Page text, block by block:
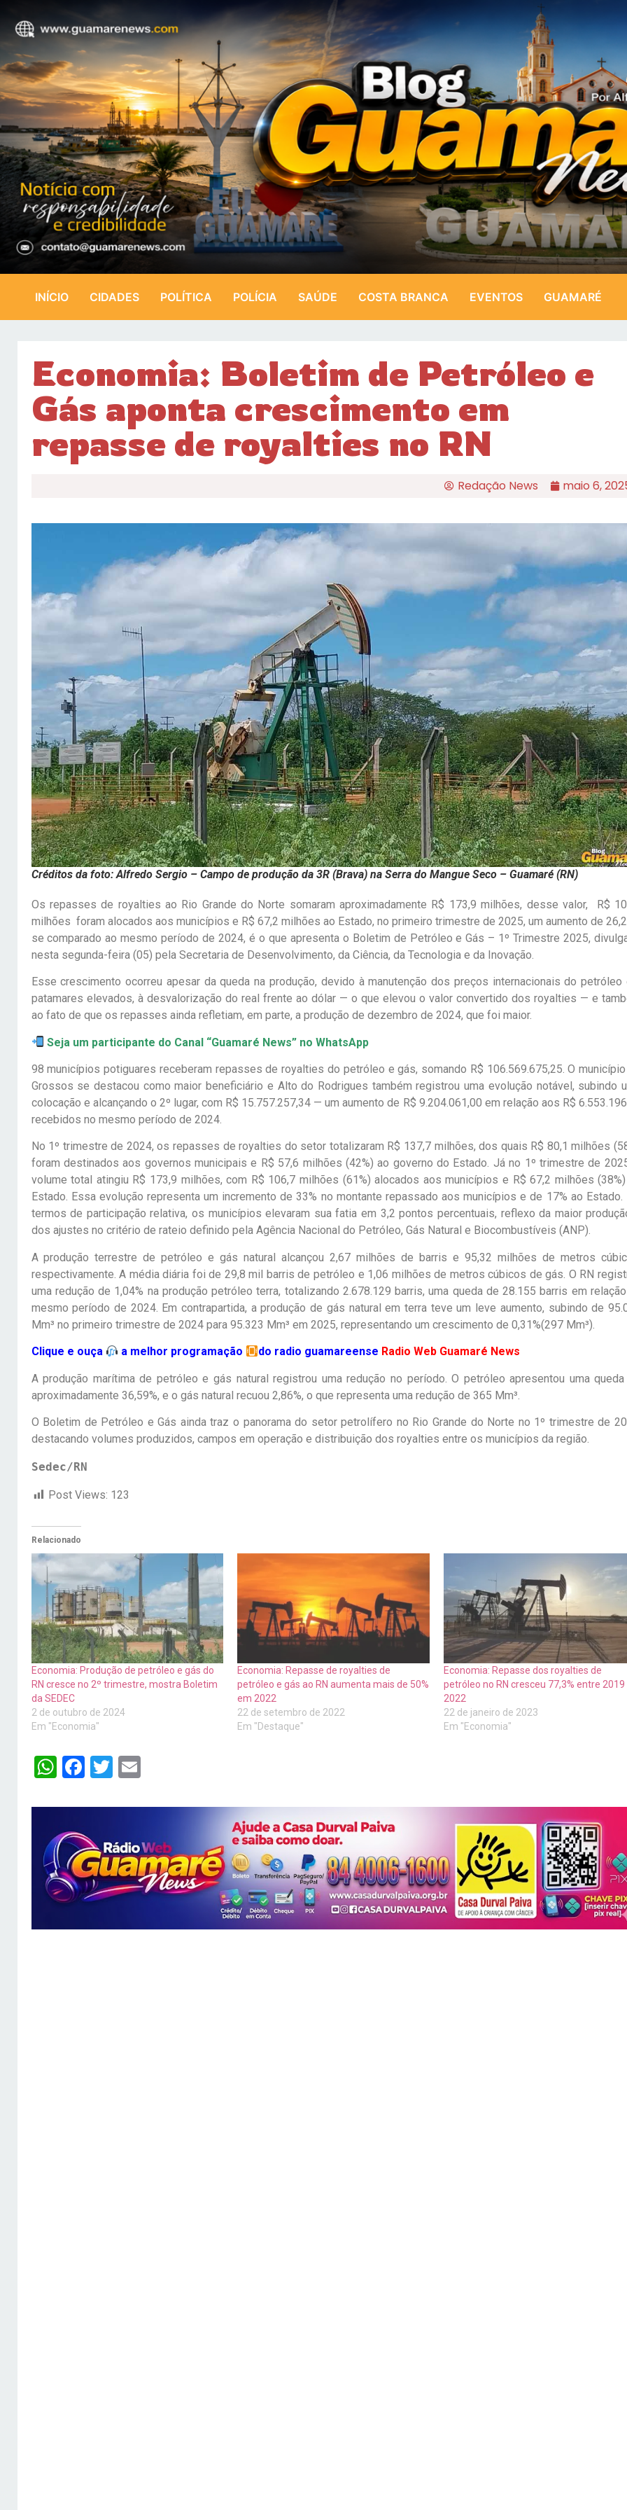
INÍCIO CIDADES POLÍTICA POLÍCIA SAÚDE COSTA BRANCA EVENTOS GUAMARÉ
Economia: Boletim de Petróleo e
Gás aponta crescimento em
repasse de royalties no RN
Redação News maio 6,
Créditos da foto: Alfredo Sergio – Campo de produção da 3R (Brava) na Serra do Mangue Seco – Guamaré (RN)
Os repasses de royalties ao Rio Grande do Norte somaram aproximadamente R$ 173,9 milhões, desse valor, R$
milhões foram alocados aos municípios e R$ 67,2 milhões ao Estado, no primeiro trimestre de 2025, um aumento de
se comparado ao mesmo período de 2024, é o que apresenta o Boletim de Petróleo e Gás – 1º Trimestre 2025,
nesta segunda-feira (05) pela Secretaria de Desenvolvimento, da Ciência, da Tecnologia e da Inovação.
Esse crescimento ocorreu apesar da queda na produção, devido à manutenção dos preços internacionais do petróleo
patamares elevados, à desvalorização do real frente ao dólar — o que elevou o valor convertido dos royalties — e
ao fato de que os repasses ainda refletiam, em parte, a produção de dezembro de 2024, que foi maior.
Seja um participante do Canal “Guamaré News” no WhatsApp
98 municípios potiguares receberam repasses de royalties do petróleo e gás, somando R$ 106.569.675,25. O
Grossos se destacou como maior beneficiário e Alto do Rodrigues também registrou uma evolução notável, subindo
colocação e alcançando o 2º lugar, com R$ 15.757.257,34 — um aumento de R$ 9.204.061,00 em relação aos R$
recebidos no mesmo período de 2024.
No 1º trimestre de 2024, os repasses de royalties do setor totalizaram R$ 137,7 milhões, dos quais R$ 80,1 milhões
foram destinados aos governos municipais e R$ 57,6 milhões (42%) ao governo do Estado. Já no 1º trimestre de
volume total atingiu R$ 173,9 milhões, com R$ 106,7 milhões (61%) alocados aos municípios e R$ 67,2 milhões
Estado. Essa evolução representa um incremento de 33% no montante repassado aos municípios e de 17% ao Estado.
termos de participação relativa, os municípios elevaram sua fatia em 3,2 pontos percentuais, reflexo da maior
dos ajustes no critério de rateio definido pela Agência Nacional do Petróleo, Gás Natural e Biocombustíveis (ANP).
A produção terrestre de petróleo e gás natural alcançou 2,67 milhões de barris e 95,32 milhões de metros
respectivamente. A média diária foi de 29,8 mil barris de petróleo e 1,06 milhões de metros cúbicos de gás. O RN
uma redução de 1,04% na produção petróleo terra, totalizando 2.678.129 barris, uma queda de 28.155 barris em
mesmo período de 2024. Em contrapartida, a produção de gás natural em terra teve um leve aumento, subindo de
Mm³ no primeiro trimestre de 2024 para 95.323 Mm³ em 2025, representando um crescimento de 0,31%(297 Mm³).
Clique e ouça a melhor programação do radio guamareense Radio Web Guamaré News
A produção marítima de petróleo e gás natural registrou uma redução no período. O petróleo apresentou uma
aproximadamente 36,59%, e o gás natural recuou 2,86%, o que representa uma redução de 365 Mm³.
O Boletim de Petróleo e Gás ainda traz o panorama do setor petrolífero no Rio Grande do Norte no 1º trimestre de
destacando volumes produzidos, campos em operação e distribuição dos royalties entre os municípios da região.
Sedec/RN
Post Views: 123
Relacionado
Economia: Produção de petróleo e gás do
RN cresce no 2º trimestre, mostra Boletim
da SEDEC
2 de outubro de 2024
Em "Economia"
Economia: Repasse de royalties de
petróleo e gás ao RN aumenta mais de 50%
em 2022
22 de setembro de 2022
Em "Destaque"
Economia: Repasse dos royalties de
petróleo no RN cresceu 77,3% entre 2019
2022
22 de janeiro de 2023
Em "Economia"
WhatsApp
Facebook
Twitter
Email